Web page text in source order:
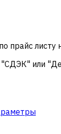
прайс листу
или